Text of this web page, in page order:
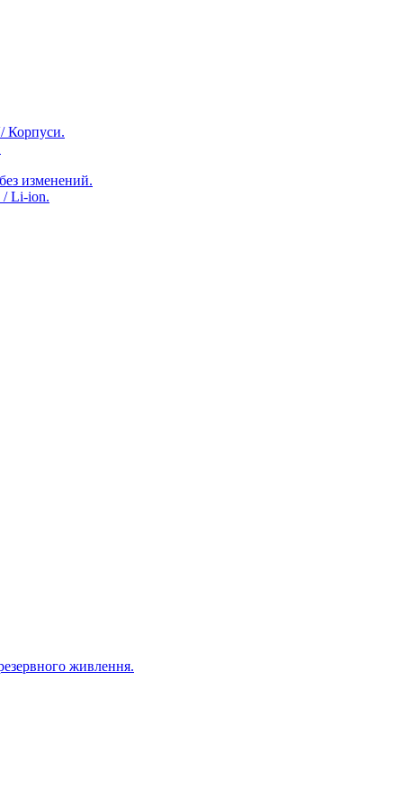
Корпуси.
изменений.
/ Li-ion.
живлення.